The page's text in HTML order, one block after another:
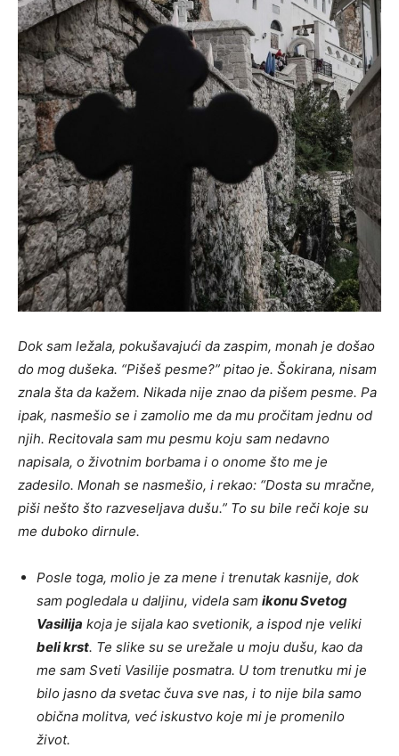
Dok sam ležala, pokušavajući da zaspim, monah je došao
do mog dušeka. “Pišeš pesme?” pitao je. Šokirana, nisam
znala šta da kažem. Nikada nije znao da pišem pesme. Pa
ipak, nasmešio se i zamolio me da mu pročitam jednu od
njih. Recitovala sam mu pesmu koju sam nedavno
napisala, o životnim borbama i o onome što me je
zadesilo. Monah se nasmešio, i rekao: “Dosta su mračne,
piši nešto što razveseljava dušu.” To su bile reči koje su
me duboko dirnule.
Posle toga, molio je za mene i trenutak kasnije, dok
sam pogledala u daljinu, videla sam ikonu Svetog
Vasilija koja je sijala kao svetionik, a ispod nje veliki
beli krst. Te slike su se urežale u moju dušu, kao da
me sam Sveti Vasilije posmatra. U tom trenutku mi je
bilo jasno da svetac čuva sve nas, i to nije bila samo
obična molitva, već iskustvo koje mi je promenilo
život.